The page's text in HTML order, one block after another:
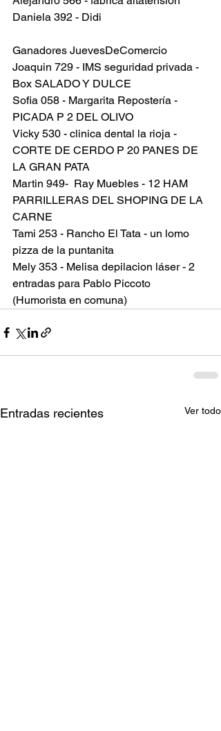
Daniela 392 - Didi
Ganadores JuevesDeComercio
Joaquin 729 - IMS seguridad privada -
Box SALADO Y DULCE
Sofia 058 - Margarita Repostería -
PICADA P 2 DEL OLIVO
Vicky 530 - clinica dental la rioja -
CORTE DE CERDO P 20 PANES DE
LA GRAN PATA
Martin 949-  Ray Muebles - 12 HAM
PARRILLERAS DEL SHOPING DE LA
CARNE
Tami 253 - Rancho El Tata - un lomo
pizza de la puntanita
Mely 353 - Melisa depilacion láser - 2
entradas para Pablo Piccoto
(Humorista en comuna)
Entradas recientes Ver todo